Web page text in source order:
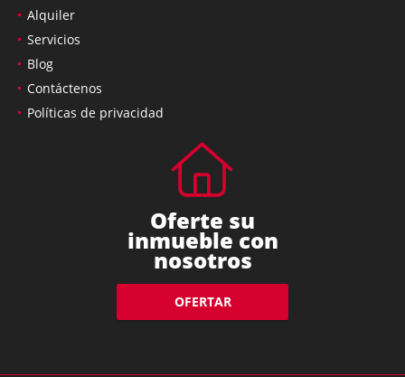
Alquiler
Servicios
Blog
Contáctenos
Políticas de privacidad
Oferte su
inmueble con
nosotros
OFERTAR